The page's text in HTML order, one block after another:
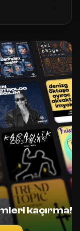
kaçırma!